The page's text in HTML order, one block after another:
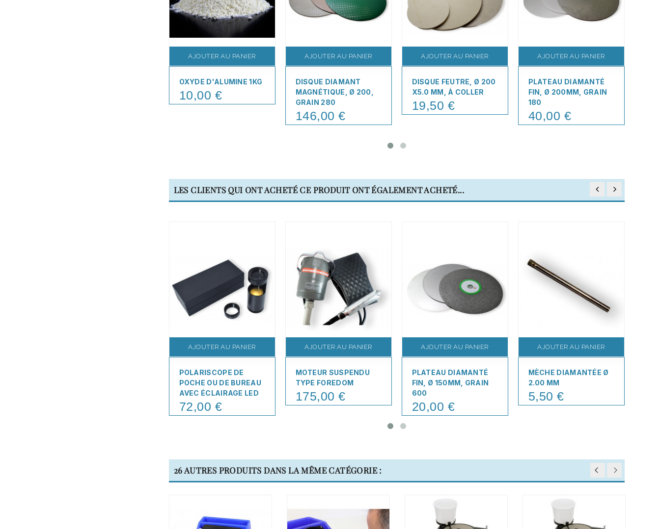
AJOUTER AU PANIER
OXYDE D'ALUMINE 1KG
Price
10,00 €
AJOUTER AU PANIER
DISQUE DIAMANT
MAGNÉTIQUE, Ø 200,
GRAIN 280
Price
146,00 €
AJOUTER AU PANIER
DISQUE FEUTRE, Ø 200
X5.0 MM, À COLLER
Price
19,50 €
AJOUTER AU PANIER
PLATEAU DIAMANTÉ
FIN, Ø 200MM, GRAIN
180
Price
40,00 €
LES CLIENTS QUI ONT ACHETÉ CE PRODUIT ONT ÉGALEMENT ACHETÉ...
AJOUTER AU PANIER
POLARISCOPE DE
POCHE OU DE BUREAU
AVEC ÉCLAIRAGE LED
Price
72,00 €
AJOUTER AU PANIER
MOTEUR SUSPENDU
TYPE FOREDOM
Price
175,00 €
AJOUTER AU PANIER
PLATEAU DIAMANTÉ
FIN, Ø 150MM, GRAIN
600
Price
20,00 €
AJOUTER AU PANIER
MÈCHE DIAMANTÉE Ø
2.00 MM
Price
5,50 €
26 AUTRES PRODUITS DANS LA MÊME CATÉGORIE :